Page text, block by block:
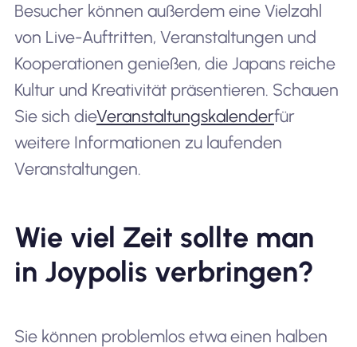
Besucher können außerdem eine Vielzahl
von Live-Auftritten, Veranstaltungen und
Kooperationen genießen, die Japans reiche
Kultur und Kreativität präsentieren. Schauen
Sie sich dieVeranstaltungskalenderfür
weitere Informationen zu laufenden
Veranstaltungen.
Wie viel Zeit sollte man
in Joypolis verbringen?
Sie können problemlos etwa einen halben